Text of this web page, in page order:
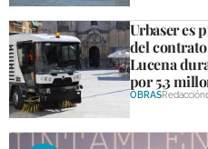
OPINIÓN
VENTANA CIUDADANA
CÓRDOBA
Urbaser es
del
Lucena
por 5,3
OBRASRedacción